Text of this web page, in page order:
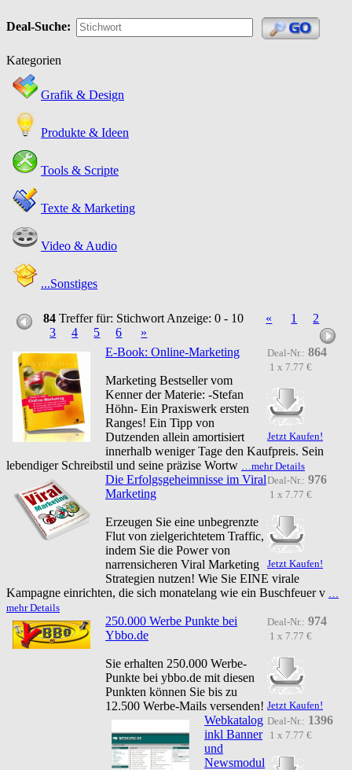
Deal-Suche:
Kategorien
Grafik & Design
Produkte & Ideen
Tools & Scripte
Texte & Marketing
Video & Audio
...Sonstiges
84 Treffer für: Stichwort Anzeige: 0 - 10 « 1
2
3
4 5 6 »
Deal-Nr.: 864
1 x 7.77 €
Jetzt Kaufen!
E-Book: Online-Marketing
Marketing Bestseller vom
Kenner der Materie: -Stefan
Höhn- Ein Praxiswerk ersten
Ranges! Ein Tipp von
Dutzenden allein amortisiert
innerhalb weniger Tage den Kaufpreis. Sein
lebendiger Schreibstil und seine präzise Wortw
…mehr Details
Deal-Nr.: 976
1 x 7.77 €
Jetzt Kaufen!
Die Erfolgsgeheimnisse im Viral
Marketing
Erzeugen Sie eine unbegrenzte
Flut von zielgerichtetem Traffic,
indem Sie die Power von
narrensicheren Viral Marketing
Strategien nutzen! Wie Sie EINE virale
Kampagne einrichten, die sich monatelang wie ein Buschfeuer v
mehr Details
Deal-Nr.: 974
1 x 7.77 €
Jetzt Kaufen!
250.000 Werbe Punkte bei
Ybbo.de
Sie erhalten 250.000 Werbe-
Punkte bei ybbo.de mit diesen
Punkten können Sie bis zu
12.500 Werbe-Mails versenden!
Deal-Nr.: 1396
1 x 7.77 €
Webkatalog
inkl Banner
und
Newsmodul